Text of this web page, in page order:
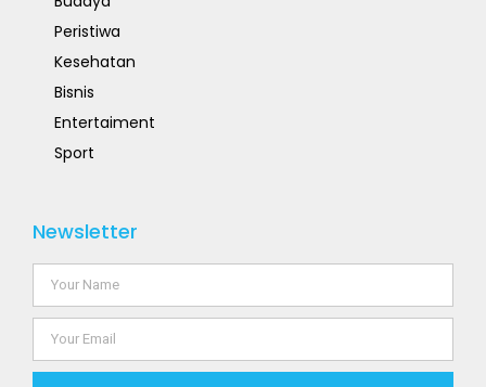
Peristiwa
Kesehatan
Bisnis
Entertaiment
Sport
Newsletter